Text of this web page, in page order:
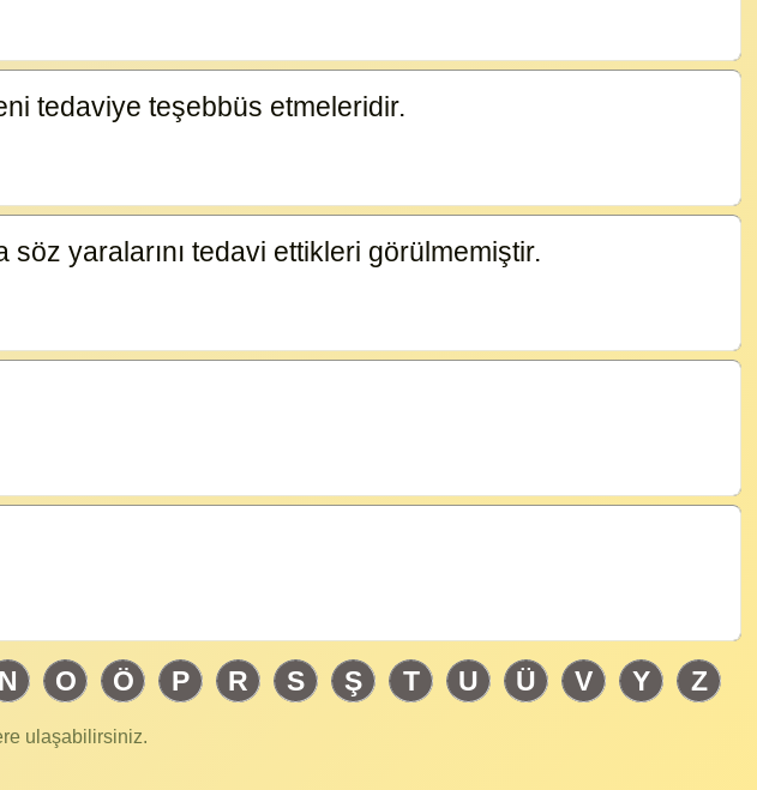
tedaviye teşebbüs etmeleridir.
söz yaralarını tedavi ettikleri görülmemiştir.
N O Ö P R S Ş T U Ü V Y Z
ulaşabilirsiniz.